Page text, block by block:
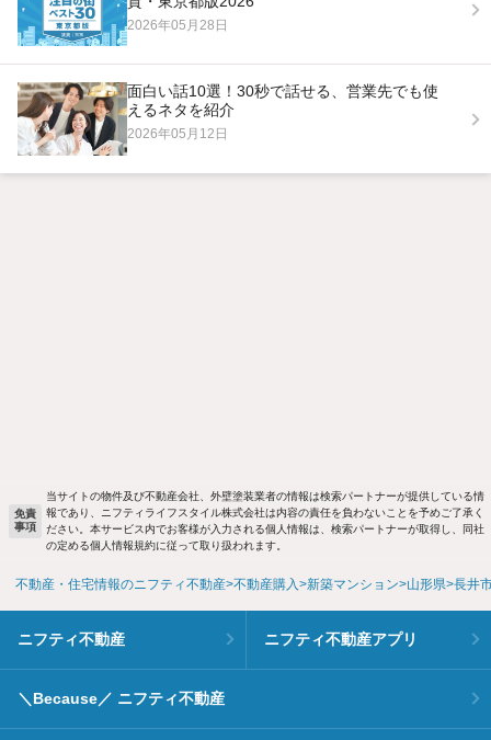
2026年05月28日
面白い話10選！30秒で話せる、営業先でも使
えるネタを紹介
2026年05月12日
免責
事項
当サイトの物件及び不動産会社、外壁塗装業者の情報は検索パートナーが提供している情
報であり、ニフティライフスタイル株式会社は内容の責任を負わないことを予めご了承く
ださい。本サービス内でお客様が入力される個人情報は、検索パートナーが取得し、同社
の定める個人情報規約に従って取り扱われます。
不動産・住宅情報のニフティ不動産 不動産購入 新築マンション 山形県 長井
ニフティ不動産 ニフティ不動産アプリ
＼Because／ ニフティ不動産